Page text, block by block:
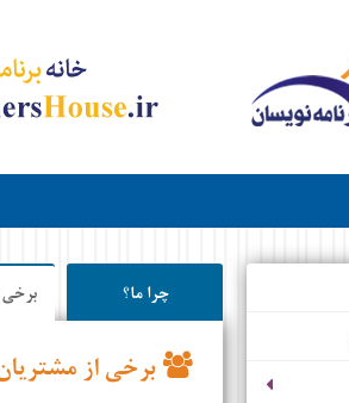
چرا ما؟ برخی
برخی از